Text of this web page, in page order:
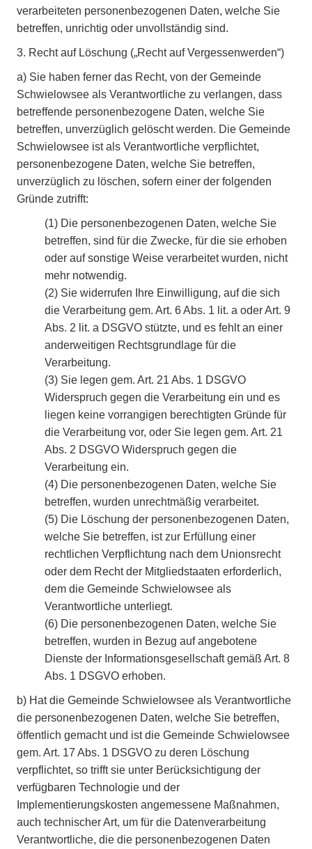
verarbeiteten personenbezogenen Daten, welche Sie
betreffen, unrichtig oder unvollständig sind.
3. Recht auf Löschung („Recht auf Vergessenwerden“)
a) Sie haben ferner das Recht, von der Gemeinde
Schwielowsee als Verantwortliche zu verlangen, dass
betreffende personenbezogene Daten, welche Sie
betreffen, unverzüglich gelöscht werden. Die Gemeinde
Schwielowsee ist als Verantwortliche verpflichtet,
personenbezogene Daten, welche Sie betreffen,
unverzüglich zu löschen, sofern einer der folgenden
Gründe zutrifft:
(1) Die personenbezogenen Daten, welche Sie
betreffen, sind für die Zwecke, für die sie erhoben
oder auf sonstige Weise verarbeitet wurden, nicht
mehr notwendig.
(2) Sie widerrufen Ihre Einwilligung, auf die sich
die Verarbeitung gem. Art. 6 Abs. 1 lit. a oder Art. 9
Abs. 2 lit. a DSGVO stützte, und es fehlt an einer
anderweitigen Rechtsgrundlage für die
Verarbeitung.
(3) Sie legen gem. Art. 21 Abs. 1 DSGVO
Widerspruch gegen die Verarbeitung ein und es
liegen keine vorrangigen berechtigten Gründe für
die Verarbeitung vor, oder Sie legen gem. Art. 21
Abs. 2 DSGVO Widerspruch gegen die
Verarbeitung ein.
(4) Die personenbezogenen Daten, welche Sie
betreffen, wurden unrechtmäßig verarbeitet.
(5) Die Löschung der personenbezogenen Daten,
welche Sie betreffen, ist zur Erfüllung einer
rechtlichen Verpflichtung nach dem Unionsrecht
oder dem Recht der Mitgliedstaaten erforderlich,
dem die Gemeinde Schwielowsee als
Verantwortliche unterliegt.
(6) Die personenbezogenen Daten, welche Sie
betreffen, wurden in Bezug auf angebotene
Dienste der Informationsgesellschaft gemäß Art. 8
Abs. 1 DSGVO erhoben.
b) Hat die Gemeinde Schwielowsee als Verantwortliche
die personenbezogenen Daten, welche Sie betreffen,
öffentlich gemacht und ist die Gemeinde Schwielowsee
gem. Art. 17 Abs. 1 DSGVO zu deren Löschung
verpflichtet, so trifft sie unter Berücksichtigung der
verfügbaren Technologie und der
Implementierungskosten angemessene Maßnahmen,
auch technischer Art, um für die Datenverarbeitung
Verantwortliche, die die personenbezogenen Daten